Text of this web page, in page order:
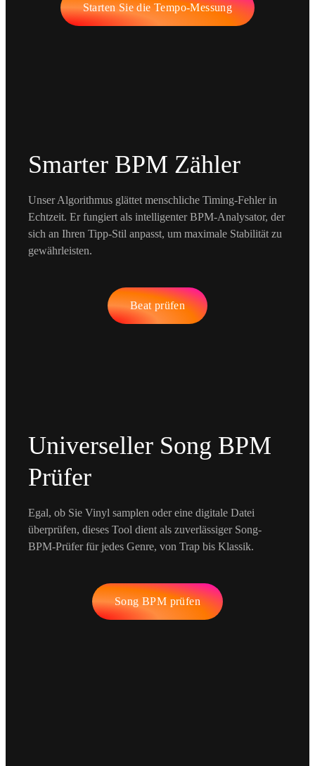
Starten Sie die Tempo-Messung
Smarter BPM Zähler
Unser Algorithmus glättet menschliche Timing-Fehler in
Echtzeit. Er fungiert als intelligenter BPM-Analysator, der
sich an Ihren Tipp-Stil anpasst, um maximale Stabilität zu
gewährleisten.
Beat prüfen
Universeller Song BPM
Prüfer
Egal, ob Sie Vinyl samplen oder eine digitale Datei
überprüfen, dieses Tool dient als zuverlässiger Song-
BPM-Prüfer für jedes Genre, von Trap bis Klassik.
Song BPM prüfen